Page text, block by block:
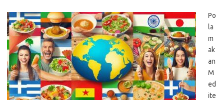
Po
la
m
ak
an
M
ed
ite